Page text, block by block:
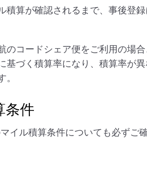
積算が確認されるまで、事後登
のコードシェア便をご利用の場
基づく積算率になり、積算率が
。
条件
イル積算条件についても必ずご